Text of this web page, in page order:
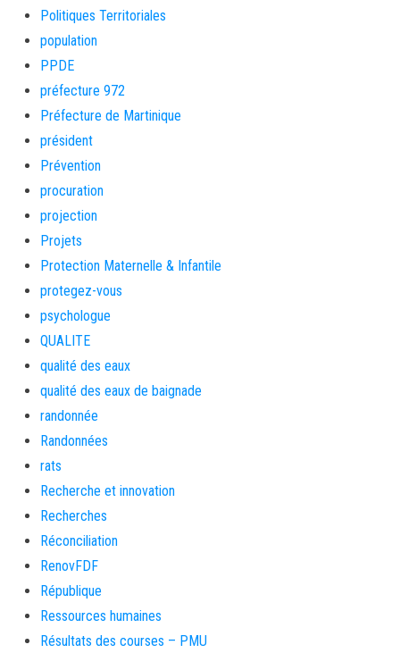
Politiques Territoriales
population
PPDE
préfecture 972
Préfecture de Martinique
président
Prévention
procuration
projection
Projets
Protection Maternelle & Infantile
protegez-vous
psychologue
QUALITE
qualité des eaux
qualité des eaux de baignade
randonnée
Randonnées
rats
Recherche et innovation
Recherches
Réconciliation
RenovFDF
République
Ressources humaines
Résultats des courses – PMU